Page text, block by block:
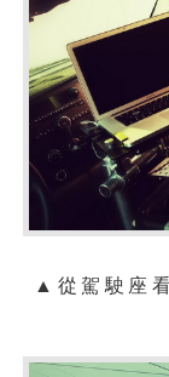
▲從駕駛座